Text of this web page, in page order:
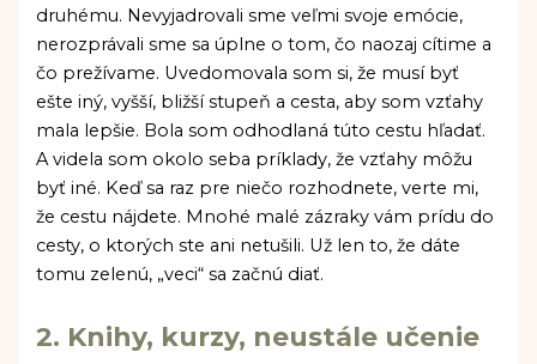
druhému. Nevyjadrovali sme veľmi svoje emócie,
nerozprávali sme sa úplne o tom, čo naozaj cítime a
čo prežívame. Uvedomovala som si, že musí byť
ešte iný, vyšší, bližší stupeň a cesta, aby som vzťahy
mala lepšie. Bola som odhodlaná túto cestu hľadať.
A videla som okolo seba príklady, že vzťahy môžu
byť iné. Keď sa raz pre niečo rozhodnete, verte mi,
že cestu nájdete. Mnohé malé zázraky vám prídu do
cesty, o ktorých ste ani netušili. Už len to, že dáte
tomu zelenú, „veci“ sa začnú diať.
2. Knihy, kurzy, neustále učenie